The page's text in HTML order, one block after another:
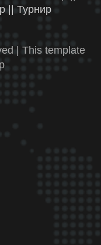
|| Турнир
| This template